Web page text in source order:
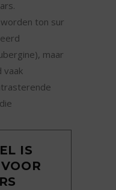
ton sur
maar
vaak
IS